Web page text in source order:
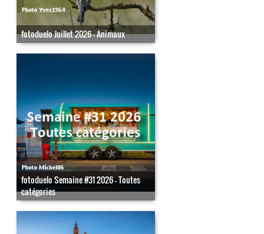
fotoduelo Juillet 2026 - Animaux
fotoduelo Semaine #31 2026 - Toutes
catégories